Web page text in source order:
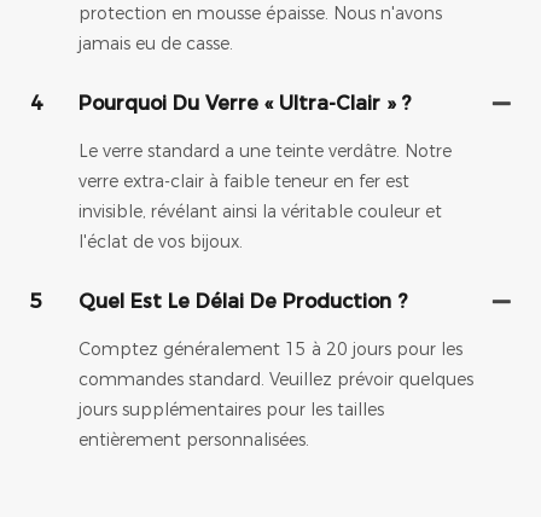
protection en mousse épaisse. Nous n'avons
jamais eu de casse.
4 Pourquoi Du Verre « Ultra-Clair » ?
Le verre standard a une teinte verdâtre. Notre
verre extra-clair à faible teneur en fer est
invisible, révélant ainsi la véritable couleur et
l'éclat de vos bijoux.
5 Quel Est Le Délai De Production ?
Comptez généralement 15 à 20 jours pour les
commandes standard. Veuillez prévoir quelques
jours supplémentaires pour les tailles
entièrement personnalisées.